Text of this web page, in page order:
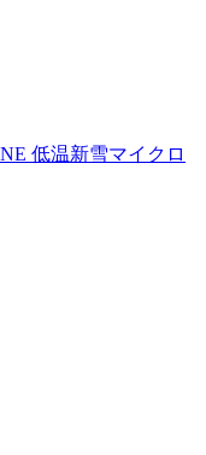
低温新雪マイクロ